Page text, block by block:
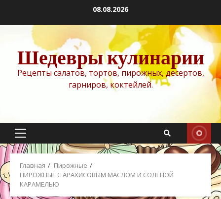
содержимому
08.08.2026
Шедевры кулинарии
Рецепты салатов, тортов, пирожных, десертов,
гарниров, коктейлей.
Основное
меню
Главная
Пирожные
ПИРОЖНЫЕ С АРАХИСОВЫМ МАСЛОМ И СОЛЕНОЙ
КАРАМЕЛЬЮ